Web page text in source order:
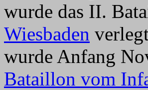
wurde das II.
Wiesbaden
wurde Anfang
Bataillon vom